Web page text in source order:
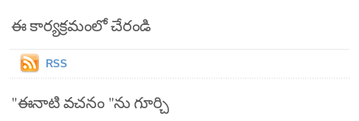
ఈ కార్యక్రమంలో చేరండి
RSS
"ఈనాటి వచనం "ను గూర్చి